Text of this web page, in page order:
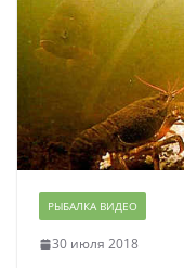
РЫБАЛКА ВИДЕО
30 июля 2018